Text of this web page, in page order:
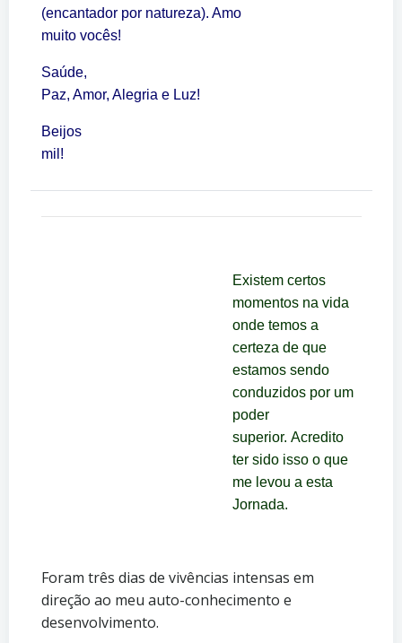
(encantador por natureza). Amo
muito vocês!
Saúde,
Paz, Amor, Alegria e Luz!
Beijos
mil!
Existem certos
momentos na vida
onde temos a
certeza de que
estamos sendo
conduzidos por um
poder
superior. Acredito
ter sido isso o que
me levou a esta
Jornada.
Foram três dias de vivências intensas em
direção ao meu auto-conhecimento e
desenvolvimento.